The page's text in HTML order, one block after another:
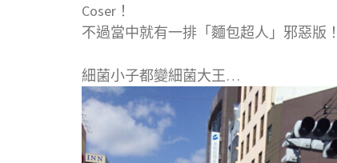
Coser！
不過當中就有一排「麵包超人」邪惡版！
細菌小子都變細菌大王…